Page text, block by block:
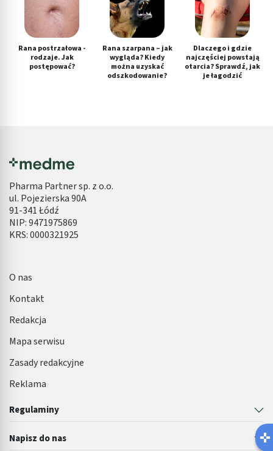
Rana postrzałowa -
rodzaje. Jak
postępować?
Rana szarpana – jak
wygląda? Kiedy
można uzyskać
odszkodowanie?
Dlaczego i gdzie
najczęściej powstają
otarcia? Sprawdź, jak
je łagodzić
Pharma Partner sp. z o.o.
ul. Pojezierska 90A
91-341 Łódź
NIP: 9471975869
KRS: 0000321925
Regulaminy
Napisz do nas
O nas
Kontakt
Redakcja
Mapa serwisu
Zasady redakcyjne
Reklama